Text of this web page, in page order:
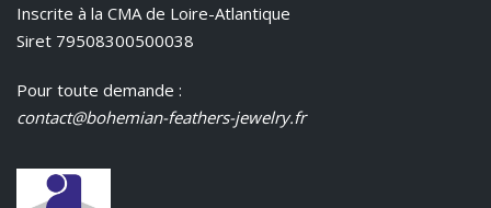
Inscrite à la CMA de Loire-Atlantique
Siret 79508300500038
Pour toute demande :
contact@bohemian-feathers-jewelry.fr